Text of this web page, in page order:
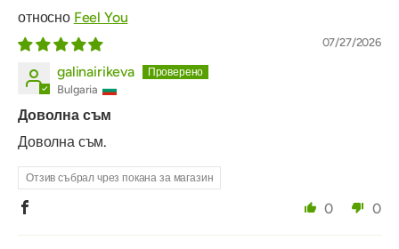
Feel You
07/27/2026
galinairikeva
Bulgaria
Доволна съм
Доволна съм.
Отзив събрал чрез покана за магазин
0 0